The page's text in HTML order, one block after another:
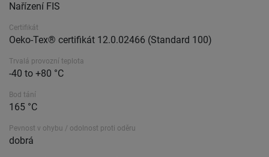
Nařízení FIS
Certifikát
Oeko-Tex® certifikát 12.0.02466 (Standard 100)
Trvalá provozní teplota
-40 to +80 °C
Bod tání
165 °C
Pevnost v ohybu / odolnost proti oděru
dobrá